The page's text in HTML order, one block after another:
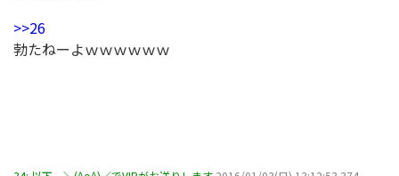
>>26
勃たねーよｗｗｗｗｗｗ